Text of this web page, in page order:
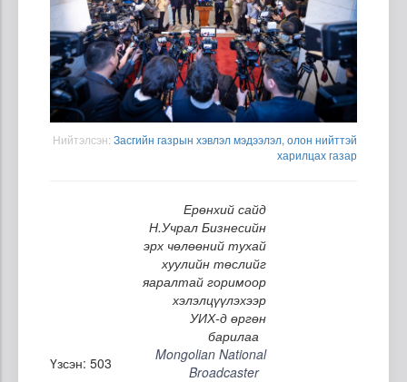
Нийтэлсэн: Засгийн газрын хэвлэл мэдээлэл, олон нийттэй
харилцах газар
Ерөнхий сайд
Н.Учрал Бизнесийн
эрх чөлөөний тухай
хуулийн төслийг
яаралтай горимоор
хэлэлцүүлэхээр
УИХ-д өргөн
барилаа
Үзсэн: 503
Mongolian National
Broadcaster